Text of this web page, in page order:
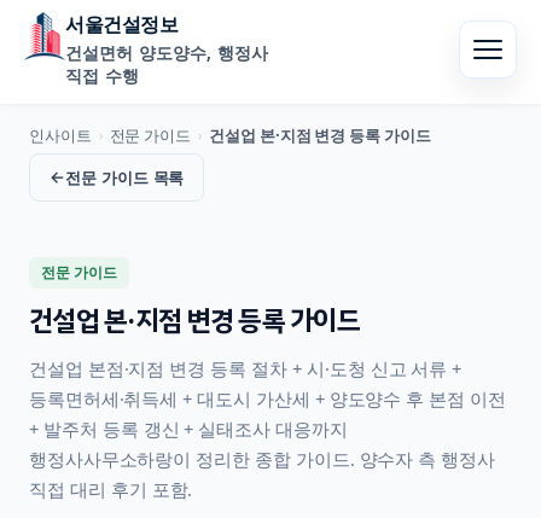
서울건설정보
건설면허 양도양수, 행정사
직접 수행
인사이트 › 전문 가이드 › 건설업 본·지점 변경 등록 가이드
←전문 가이드목록
전문 가이드
건설업 본·지점 변경 등록 가이드
건설업 본점·지점 변경 등록 절차 + 시·도청 신고 서류 +
등록면허세·취득세 + 대도시 가산세 + 양도양수 후 본점 이전
+ 발주처 등록 갱신 + 실태조사 대응까지
행정사사무소하랑이 정리한 종합 가이드. 양수자 측 행정사
직접 대리 후기 포함.